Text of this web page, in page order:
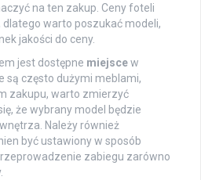
na ten zakup. Ceny foteli
warto poszukać modeli,
jakości do ceny.
jest dostępne miejscew
są często dużymi meblami,
zakupu, warto zmierzyć
że wybrany model będzie
Należy również
być ustawiony w sposób
zabiegu zarówno